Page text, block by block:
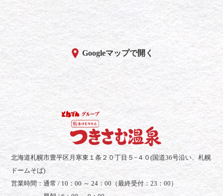
Googleマップで開く
北海道札幌市豊平区月寒東１条２０丁目５−４０(国道36号沿い、札幌
ドームそば)
営業時間：通常 / 10：00 ～ 24：00（最終受付：23：00）